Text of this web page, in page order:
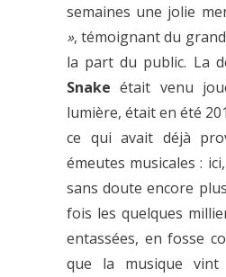
semaines une jolie
», témoignant du
la part du public. La
Snake était venu
lumière, était en été
ce qui avait déjà
émeutes musicales :
sans doute encore
fois les quelques
entassées, en fosse
que la musique